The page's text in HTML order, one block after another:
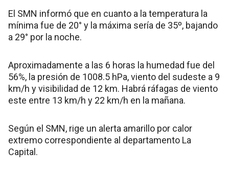
El SMN informó que en cuanto a la temperatura la
mínima fue de 20° y la máxima sería de 35º, bajando
a 29° por la noche.
Aproximadamente a las 6 horas la humedad fue del
56%, la presión de 1008.5 hPa, viento del sudeste a 9
km/h y visibilidad de 12 km. Habrá ráfagas de viento
este entre 13 km/h y 22 km/h en la mañana.
Según el SMN, rige un alerta amarillo por calor
extremo correspondiente al departamento La
Capital.